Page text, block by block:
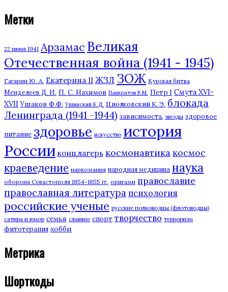
Метки
22 июня 1941 Арзамас Великая
Отечественная война (1941 - 1945)
Гагарин Ю. А. Екатерина II ЖЗЛ ЗОЖ Курская битва
Менделеев Д. И. П. С. Нахимов Панкратов В.М. Петр I Смута XVI-
XVII Ушаков Ф.Ф. Ушинский К.Д. Циолковский К. Э. блокада
Ленинграда (1941 -1944) зависимость звезды здоровое
питание здоровье искусство история
России концлагерь космонавтика космос
краеведение наркомания народная медицина наука
оборона Севастополя 1854-1855 гг. оригами православие
православная литература психология
российские ученые русские полководцы (флотоводцы)
сатира и юмор семья славяне спорт творчество терроризм
фитотерапия хобби
Метрика
Шорткоды